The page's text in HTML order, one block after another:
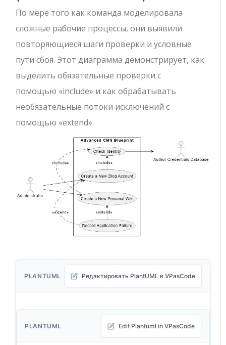
По мере того как команда моделировала
сложные рабочие процессы, они выявили
повторяющиеся шаги проверки и условные
пути сбоя. Этот диаграмма демонстрирует, как
выделить обязательные проверки с
помощью «include» и как обрабатывать
необязательные потоки исключений с
помощью «extend».
PLANTUML Редактировать PlantUML в VPasCode
PLANTUML Edit Plantuml in VPasCode